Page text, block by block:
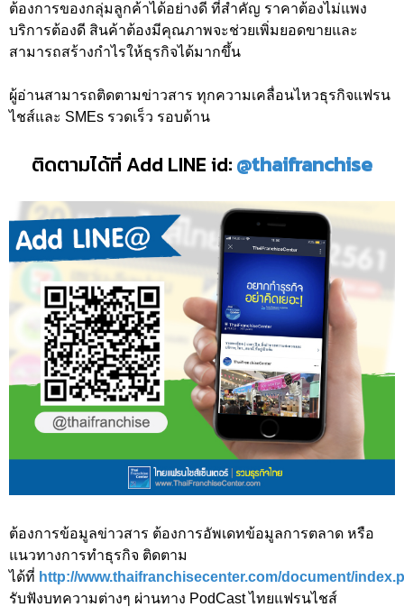
ต้องการของกลุ่มลูกค้าได้อย่างดี ที่สำคัญ ราคาต้องไม่แพง
บริการต้องดี สินค้าต้องมีคุณภาพจะช่วยเพิ่มยอดขายและ
สามารถสร้างกำไรให้ธุรกิจได้มากขึ้น
ผู้อ่านสามารถติดตามข่าวสาร ทุกความเคลื่อนไหวธุรกิจแฟรน
ไชส์และ SMEs รวดเร็ว รอบด้าน
ติดตามได้ที่ Add LINE id:@thaifranchise
ต้องการข้อมูลข่าวสาร ต้องการอัพเดทข้อมูลการตลาด หรือ
แนวทางการทำธุรกิจ ติดตาม
ได้ที่ http://www.thaifranchisecenter.com/document/
รับฟังบทความต่างๆ ผ่านทาง PodCast ไทยแฟรนไชส์